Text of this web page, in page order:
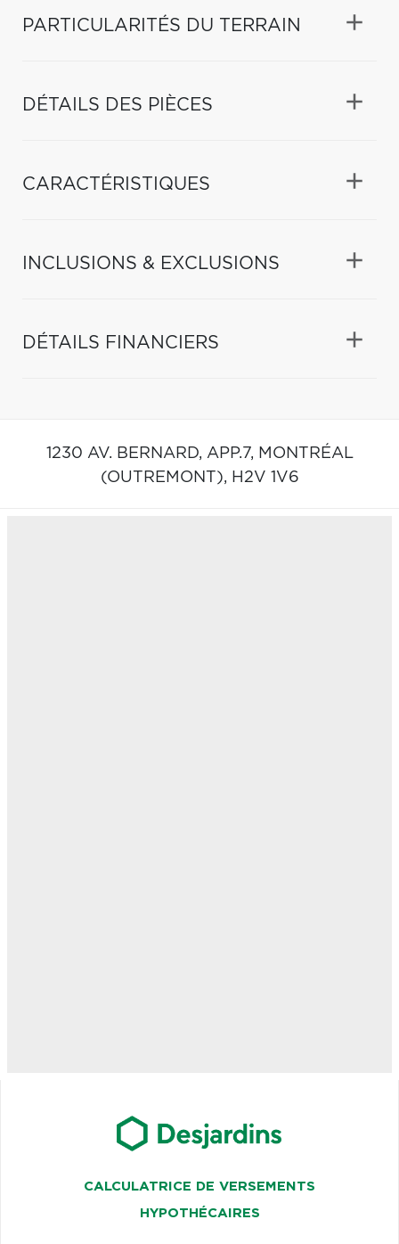
PARTICULARITÉS DU TERRAIN
DÉTAILS DES PIÈCES
CARACTÉRISTIQUES
INCLUSIONS & EXCLUSIONS
DÉTAILS FINANCIERS
1230 AV. BERNARD, APP.7, MONTRÉAL
(OUTREMONT), H2V 1V6
CALCULATRICE DE VERSEMENTS
HYPOTHÉCAIRES